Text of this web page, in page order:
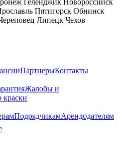
Геленджик Новороссийск
Пятигорск Обнинск
Липецк Чехов
ПартнерыКонтакты
Жалобы и
краски
ПодрядчикамАрендодателям